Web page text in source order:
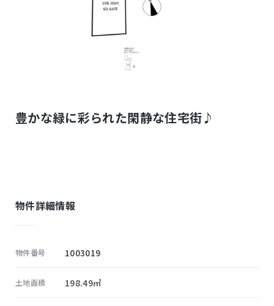
豊かな緑に彩られた閑静な住宅街♪
物件詳細情報
物件番号 1003019
土地面積 198.49㎡